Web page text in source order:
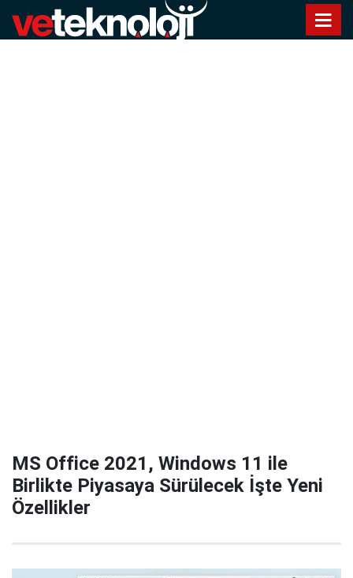
MS Office 2021, Windows 11 ile
Birlikte Piyasaya Sürülecek İşte Yeni
Özellikler